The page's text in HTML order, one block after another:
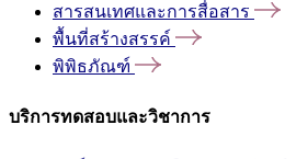
สารสนเทศและการสื่อสาร
พื้นที่สร้างสรรค์
พิพิธภัณฑ์
บริการทดสอบและวิชาการ